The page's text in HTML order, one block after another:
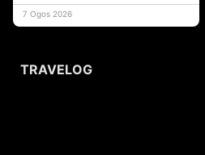
usaha
7 Ogos 2026
TRAVELOG